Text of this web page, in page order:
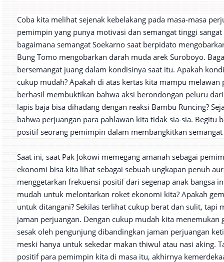
Coba kita melihat sejenak kebelakang pada masa-masa
pemimpin yang punya motivasi dan semangat tinggi
bagaimana semangat Soekarno saat berpidato
Bung Tomo mengobarkan darah muda arek Suroboyo.
bersemangat juang dalam kondisinya saat itu. Apakah
cukup mudah? Apakah di atas kertas kita mampu
berhasil membuktikan bahwa aksi berondongan peluru
lapis baja bisa dihadang dengan reaksi Bambu Runcing?
bahwa perjuangan para pahlawan kita tidak sia-sia. Begitu
positif seorang pemimpin dalam membangkitkan
Saat ini, saat Pak Jokowi memegang amanah sebagai
ekonomi bisa kita lihat sebagai sebuah ungkapan penuh
menggetarkan frekuensi positif dari segenap anak bangsa
mudah untuk melontarkan roket ekonomi kita? Apakah
untuk ditangani? Sekilas terlihat cukup berat dan sulit,
jaman perjuangan. Dengan cukup mudah kita
sesak oleh pengunjung dibandingkan jaman perjuangan
meski hanya untuk sekedar makan thiwul atau nasi aking.
positif para pemimpin kita di masa itu, akhirnya